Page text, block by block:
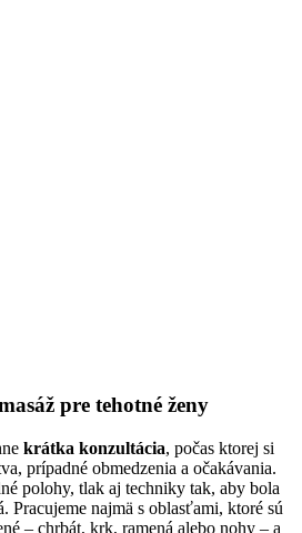
pre tehotné ženy
krátka konzultácia, počas ktorej si
prípadné obmedzenia a očakávania.
polohy, tlak aj techniky tak, aby bola
Pracujeme najmä s oblasťami, ktoré sú
– chrbát, krk, ramená alebo nohy – a